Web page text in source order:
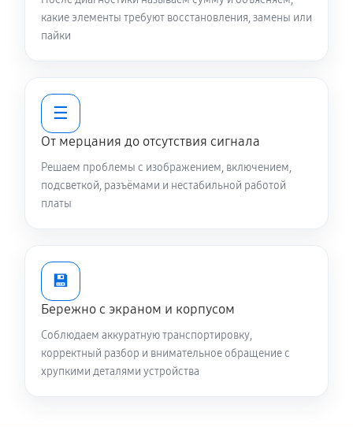
какие элементы требуют восстановления, замены или
пайки
☰
От мерцания до отсутствия сигнала
Решаем проблемы с изображением, включением,
подсветкой, разъёмами и нестабильной работой
платы
💾
Бережно с экраном и корпусом
Соблюдаем аккуратную транспортировку,
корректный разбор и внимательное обращение с
хрупкими деталями устройства